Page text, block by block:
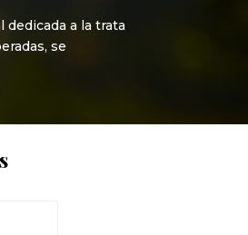
a la trata
se